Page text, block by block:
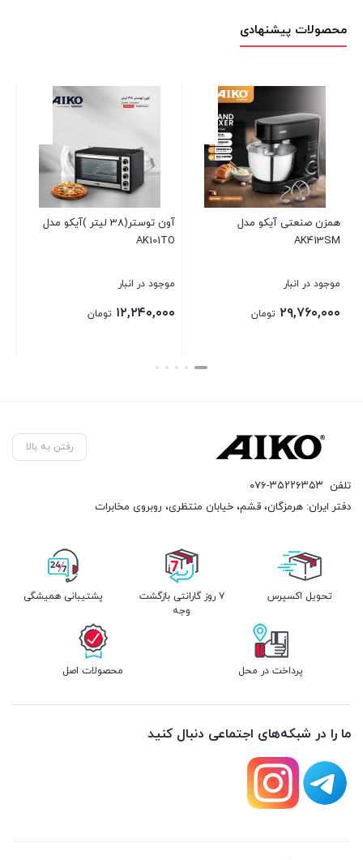
محصولات پیشنهادی
آیکو مدل
تومان
آون توستر(38 لیتر )آیکو مدل
تومان
زودپز AK501PC
رفتن به بالا
تلفن ۰۷۶-۳۵۲۲۶۳۵۳
دفتر ایران: هرمزگان، قشم، خیابان منتظری، روبروی مخابرات
تحویل اکسپرس
۷ روز گارانتی بازگشت
وجه
پشتیبانی همیشگی
پرداخت در محل محصولات اصل
ما را در شبکه‌های اجتماعی دنبال کنید